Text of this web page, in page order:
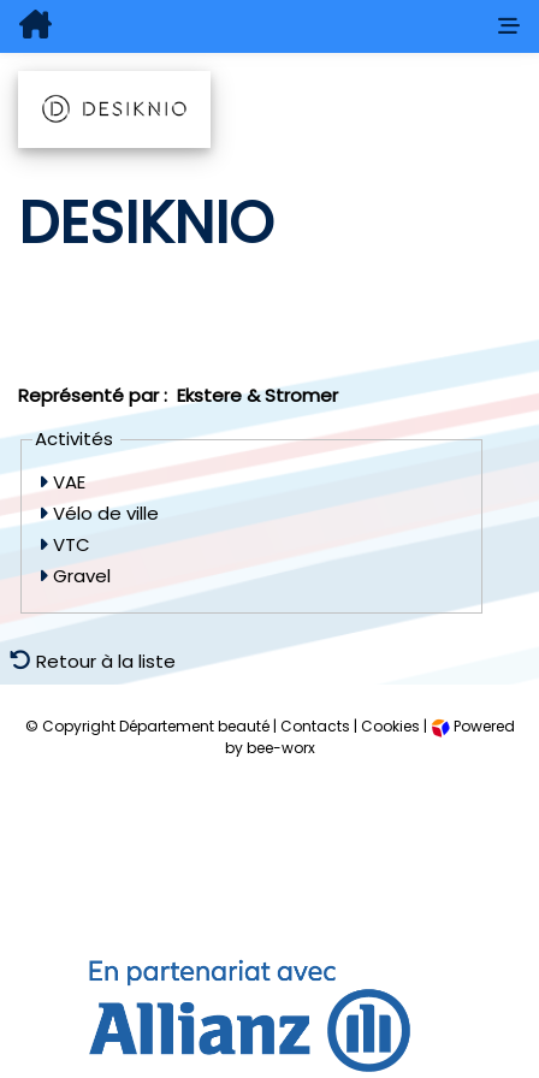
DESIKNIO
Représenté par : Ekstere & Stromer
Activités
VAE
Vélo de ville
VTC
Gravel
Retour à la liste
© Copyright Département beauté | Contacts | Cookies |
Powered
by bee-worx